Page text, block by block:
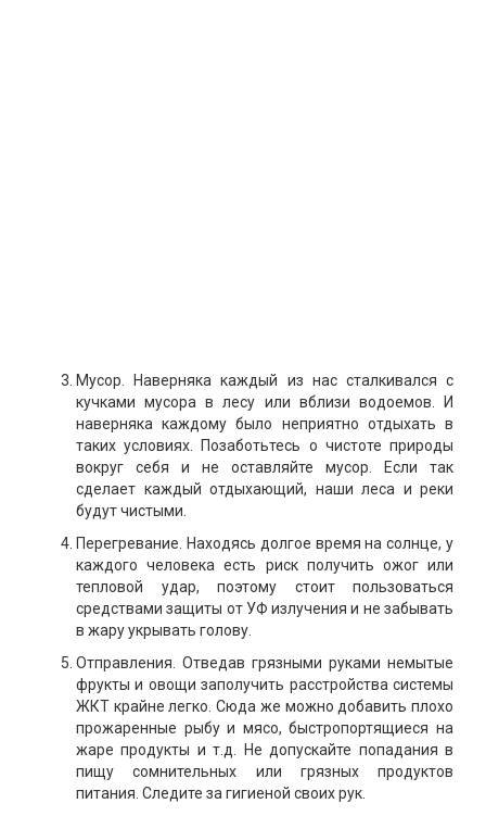
Мусор. Наверняка каждый из нас сталкивался с
кучками мусора в лесу или вблизи водоемов. И
наверняка каждому было неприятно отдыхать в
таких условиях. Позаботьтесь о чистоте природы
вокруг себя и не оставляйте мусор. Если так
сделает каждый отдыхающий, наши леса и реки
будут чистыми.
Перегревание. Находясь долгое время на солнце, у
каждого человека есть риск получить ожог или
тепловой удар, поэтому стоит пользоваться
средствами защиты от УФ излучения и не забывать
в жару укрывать голову.
Отправления. Отведав грязными руками немытые
фрукты и овощи заполучить расстройства системы
ЖКТ крайне легко. Сюда же можно добавить плохо
прожаренные рыбу и мясо, быстропортящиеся на
жаре продукты и т.д. Не допускайте попадания в
пищу сомнительных или грязных продуктов
питания. Следите за гигиеной своих рук.